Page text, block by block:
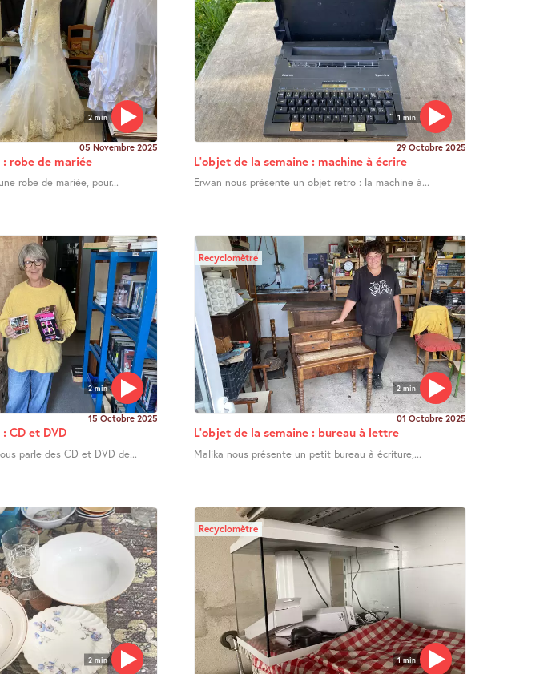
2 min
05 Novembre 2025
: robe de mariée
robe de mariée, pour...
1 min
29 Octobre 2025
L’objet de la semaine : machine à écrire
Erwan nous présente un objet retro : la machine à...
2 min
15 Octobre 2025
CD et DVD
parle des CD et DVD de...
2 min
Recyclomètre
01 Octobre 2025
L’objet de la semaine : bureau à lettre
Malika nous présente un petit bureau à écriture,...
2 min 1 min
Recyclomètre